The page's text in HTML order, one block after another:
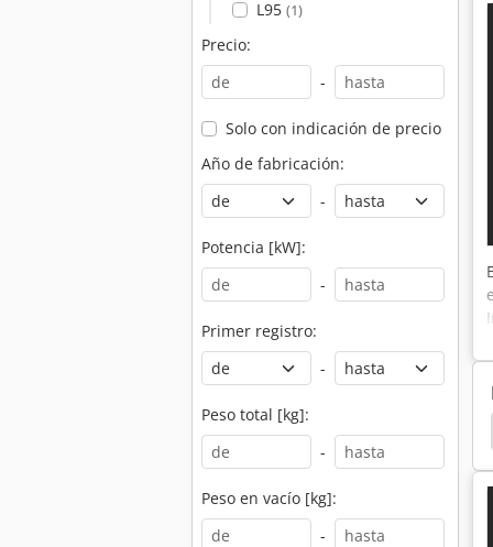
L95 (1)
Precio:
-
Solo con indicación de precio
Año de fabricación:
-
Potencia [kW]:
-
Primer registro:
-
Peso total [kg]:
-
Peso en vacío [kg]:
-
Silla De Ruedas Eléctrica Elevador Eléctrico